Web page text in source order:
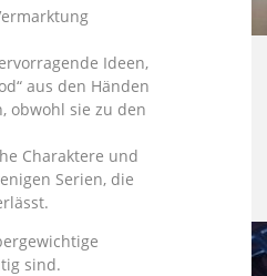
Ideen,
aus den Händen
obwohl sie zu den
Charaktere und
Serien, die
sind.